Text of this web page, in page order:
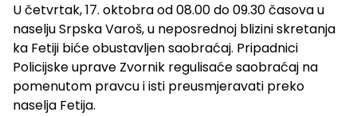
U četvrtak, 17. oktobra od 08.00 do 09.30 časova u
naselju Srpska Varoš, u neposrednoj blizini skretanja
ka Fetiji biće obustavljen saobraćaj. Pripadnici
Policijske uprave Zvornik regulisaće saobraćaj na
pomenutom pravcu i isti preusmjeravati preko
naselja Fetija.